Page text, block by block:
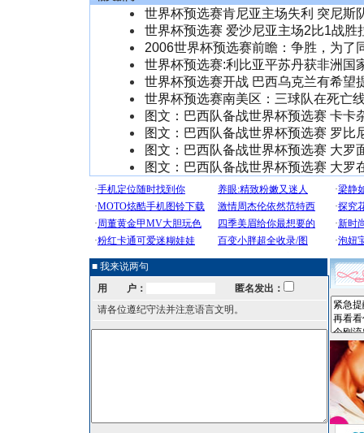
世界杯预选赛肯尼亚主场失利 突尼斯
世界杯预选赛 爱沙尼亚主场2比1战胜
2006世界杯预选赛前瞻：争胜，为了
世界杯预选赛:利比亚平苏丹获非洲国
世界杯预选赛开战 巴西乌克兰有希望
世界杯预选赛南美区：三球队在死亡
图文：巴西队备战世界杯预选赛 卡卡
图文：巴西队备战世界杯预选赛 罗比
图文：巴西队备战世界杯预选赛 大罗
图文：巴西队备战世界杯预选赛 大罗
■ 我来说两句
用 户：
匿名发出：
请各位遵纪守法并注意语言文明。